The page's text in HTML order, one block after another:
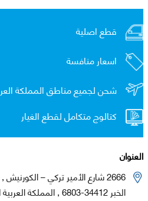
قطع اصلية
اسعار منافسة
شحن لجميع مناطق المملكة
كتالوج متكامل لقطع الغيار
العنوان
2666 شارع الأمير تركي – الكورنيش , وحدة رقم 102
الخبر 34412-6803 , المملكة العربية السعودية